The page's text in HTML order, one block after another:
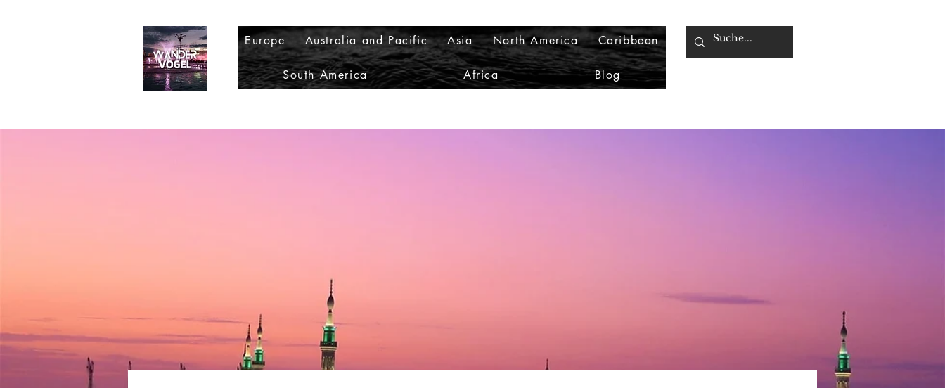
Europe Australia and Pacific Asia North America Caribbean
South America Africa Blog